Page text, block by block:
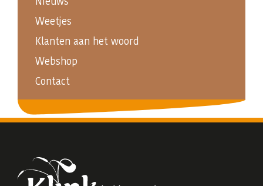
Weetjes
Klanten aan het woord
Webshop
Contact